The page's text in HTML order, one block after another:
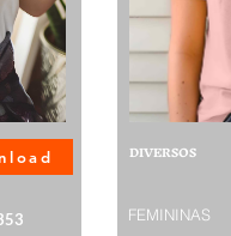
DIVERSOS
FEMININAS